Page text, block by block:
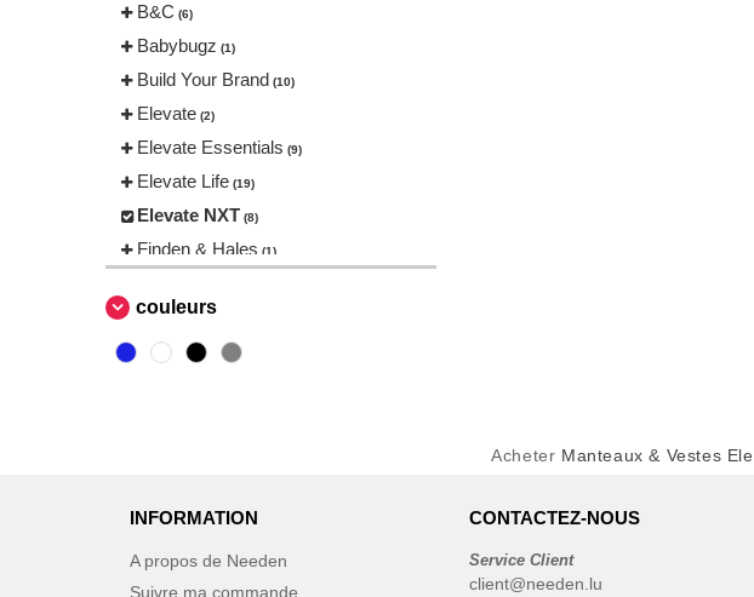
B&C (6)
Babybugz (1)
Build Your Brand (10)
Elevate (2)
Elevate Essentials (9)
Elevate Life (19)
Elevate NXT (8)
Finden & Hales (1)
JHK
Karlowsky
Promodoro (3)
Regatta (28)
Result (34)
couleurs
Acheter Manteaux & Vestes
INFORMATION
A propos de Needen
Suivre ma commande
CONTACTEZ-NOUS
Service Client
client@needen.lu